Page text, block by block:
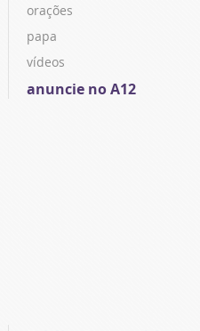
orações
papa
vídeos
anuncie no A12